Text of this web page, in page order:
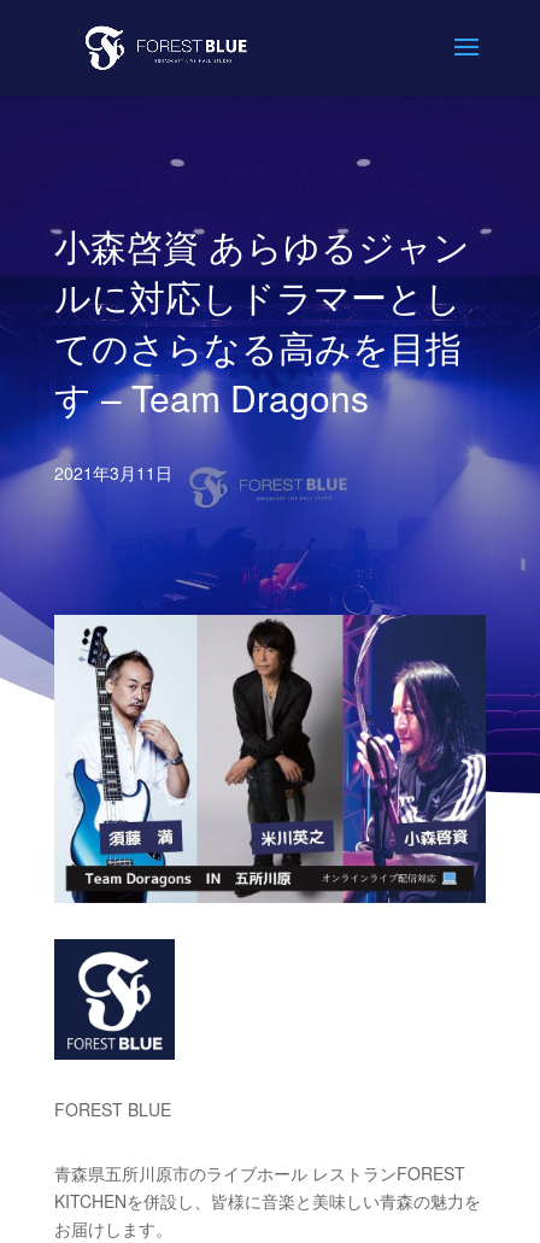
小森啓資 あらゆるジャン
ルに対応しドラマーとし
てのさらなる高みを目指
す – Team Dragons
2021年3月11日
FOREST BLUE
青森県五所川原市のライブホール レストランFOREST
KITCHENを併設し、皆様に音楽と美味しい青森の魅力を
お届けします。